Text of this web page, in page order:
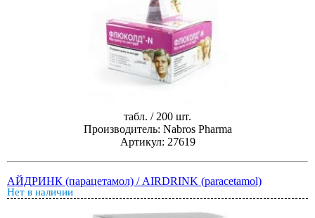
табл. / 200 шт.
Производитель: Nabros Pharma
Артикул: 27619
АЙДРИНК (парацетамол) / AIRDRINK (paracetamol)
Нет в наличии